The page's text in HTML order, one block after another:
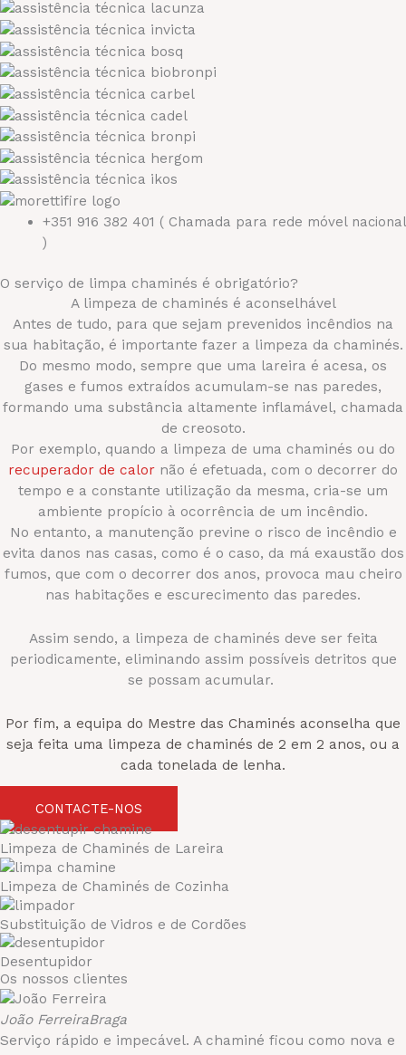
+351 916 382 401 ( Chamada para rede móvel nacional
)
O serviço de limpa chaminés é obrigatório?
A limpeza de chaminés é aconselhável
Antes de tudo, para que sejam prevenidos incêndios na
sua habitação, é importante fazer a limpeza da chaminés.
Do mesmo modo, sempre que uma lareira é acesa, os
gases e fumos extraídos acumulam-se nas paredes,
formando uma substância altamente inflamável, chamada
de creosoto.
Por exemplo, quando a limpeza de uma chaminés ou do
recuperador de calor não é efetuada, com o decorrer do
tempo e a constante utilização da mesma, cria-se um
ambiente propício à ocorrência de um incêndio.
No entanto, a manutenção previne o risco de incêndio e
evita danos nas casas, como é o caso, da má exaustão dos
fumos, que com o decorrer dos anos, provoca mau cheiro
nas habitações e escurecimento das paredes.
Assim sendo, a limpeza de chaminés deve ser feita
periodicamente, eliminando assim possíveis detritos que
se possam acumular.
Por fim, a equipa do Mestre das Chaminés aconselha que
seja feita uma limpeza de chaminés de 2 em 2 anos, ou a
cada tonelada de lenha.
CONTACTE-NOS
Limpeza de Chaminés de Lareira
Limpeza de Chaminés de Cozinha
Substituição de Vidros e de Cordões
Desentupidor
Os nossos clientes
João FerreiraBraga
Serviço rápido e impecável. A chaminé ficou como nova e